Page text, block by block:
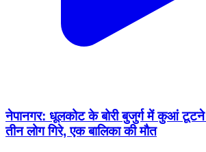
नेपानगर: धूलकोट के बोरी बुजुर्ग में कुआं टूटने
तीन लोग गिरे, एक बालिका की मौत